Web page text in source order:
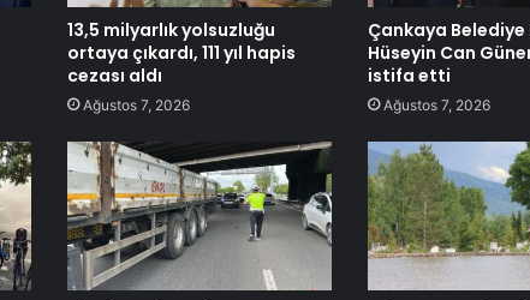
13,5 milyarlık yolsuzluğu
ortaya çıkardı, 111 yıl hapis
cezası aldı
Ağustos 7, 2026
Çankaya Belediye
Hüseyin Can
istifa etti
Ağustos 7, 2026